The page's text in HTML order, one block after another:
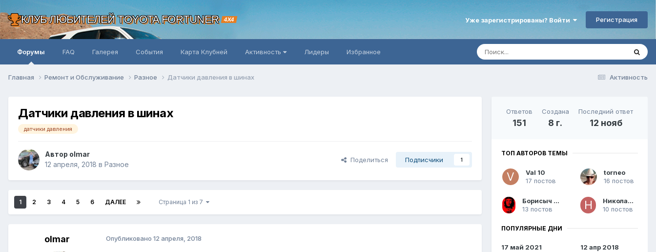
КЛУБ ЛЮБИТЕЛЕЙ TOYOTA FORTUNER 4X4 Уже зарегистрированы? Войти Регистрация
Форумы FAQ Галерея События Карта Клубней Активность Лидеры Избранное
Активность
Главная Ремонт и Обслуживание Разное Датчики давления в шинах
Датчики давления в шинах
датчики давления
Автор olmar
12 апреля, 2018 в Разное
Поделиться Подписчики 1
1 2 3 4 5 6 ДАЛЕЕ Страница 1 из 7
olmar Опубликовано 12 апреля, 2018
Ответов
151
Создана
8 г.
Последний ответ
12 нояб
ТОП АВТОРОВ ТЕМЫ
Val 10
17 постов
torneo
16 постов
Борисыч МСК
13 постов
Николай_Н
10 постов
ПОПУЛЯРНЫЕ ДНИ
17 май 2021
12 апр 2018